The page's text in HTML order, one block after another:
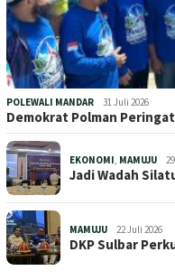
POLEWALI MANDAR 31 Juli 2026
Demokrat Polman
EKONOMI, MAMUJU
Jadi Wadah
MAMUJU 22 Juli 2026
DKP Sulbar